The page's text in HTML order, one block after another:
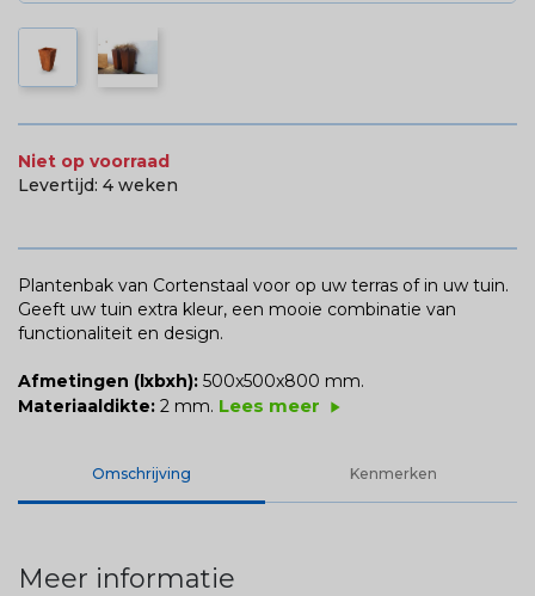
Niet op voorraad
Levertijd: 4 weken
Plantenbak van Cortenstaal voor op uw terras of in uw tuin.
Geeft uw tuin extra kleur, een mooie combinatie van
functionaliteit en design.
Afmetingen (lxbxh): 500x500x800 mm.
Materiaaldikte: 2 mm. Lees meer play_arrow
Omschrijving Kenmerken
Meer informatie